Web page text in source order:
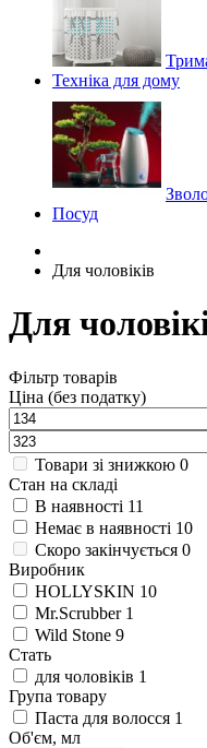
Техніка для дому
Посуд
Для чоловіків
Для
Фільтр товарів
Ціна (без податку)
Товари зі знижкою 0
Стан на складі
В наявності 11
Немає в наявності 10
Cкоро закінчується 0
Виробник
HOLLYSKIN 10
Mr.Scrubber 1
Wild Stone 9
Стать
для чоловіків 1
Група товару
Паста для волосся 1
Об'єм, мл